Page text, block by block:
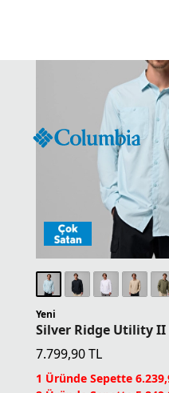
7.799,90TL
1 Üründe Sepette
2 Üründe Sepette
3 Üründe Sepette
4 Üründe Sepette
5 Ürün ve Üzerinde